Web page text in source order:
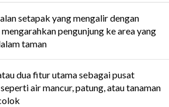
setapak yang mengalir dengan
pengunjung ke area yang
taman
dua fitur utama sebagai pusat
air mancur, patung, atau tanaman